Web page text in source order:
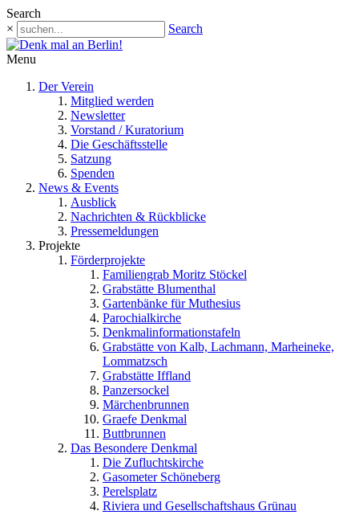
Search
×
Search
Menu
Der Verein
Mitglied werden
Newsletter
Vorstand / Kuratorium
Die Geschäftsstelle
Satzung
Spenden
News & Events
Ausblick
Nachrichten & Rückblicke
Pressemeldungen
Projekte
Förderprojekte
Familiengrab Moritz Stöckel
Grabstätte Blumenthal
Gartenbänke für Muthesius
Parochialkirche
Denkmalinformationstafeln
Grabstätte von Kalb, Lachmann, Marheineke,
Lommatzsch
Grabstätte Iffland
Panzersockel
Märchenbrunnen
Graefe Denkmal
Buttbrunnen
Das Besondere Denkmal
Die Zufluchtskirche
Gasometer Schöneberg
Perelsplatz
Riviera und Gesellschaftshaus Grünau